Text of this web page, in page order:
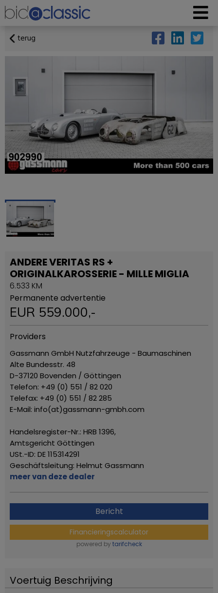
terug
ANDERE VERITAS RS +
ORIGINALKAROSSERIE - MILLE MIGLIA
6.533 KM
Permanente advertentie
EUR 559.000,-
Providers
Gassmann GmbH Nutzfahrzeuge - Baumaschinen
Alte Bundesstr. 48
D-37120 Bovenden / Göttingen
Telefon: +49 (0) 551 / 82 020
Telefax: +49 (0) 551 / 82 285
E-Mail: info(at)gassmann-gmbh.com
Handelsregister-Nr.: HRB 1396,
Amtsgericht Göttingen
USt.-ID: DE 115314291
Geschäftsleitung: Helmut Gassmann
meer van deze dealer
Bericht
Financieringscalculator
powered by tarifcheck
Voertuig Beschrijving